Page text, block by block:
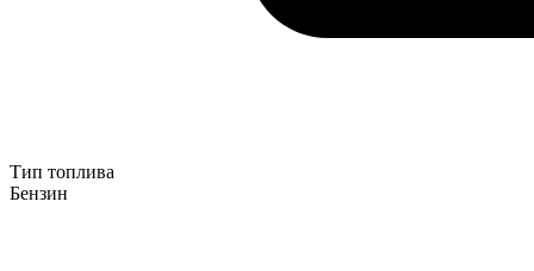
Тип топлива
Бензин